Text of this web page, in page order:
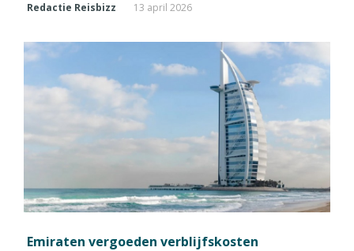
Redactie Reisbizz 13 april 2026
Emiraten vergoeden verblijfskosten